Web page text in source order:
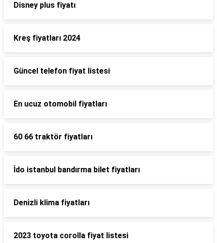
Disney plus fiyatı
Kreş fiyatları 2024
Güncel telefon fiyat listesi
En ucuz otomobil fiyatları
60 66 traktör fiyatları
İdo istanbul bandırma bilet fiyatları
Denizli klima fiyatları
2023 toyota corolla fiyat listesi